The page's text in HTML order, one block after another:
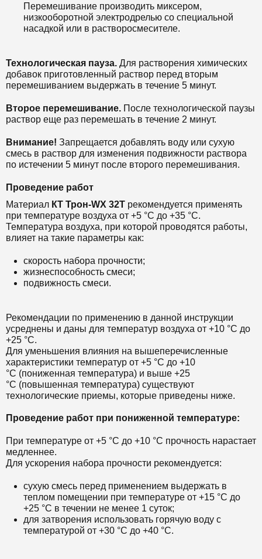
Перемешивание производить миксером,
низкооборотной электродрелью со специальной
насадкой или в растворосмесителе.
Технологическая пауза. Для растворения химических
добавок приготовленный раствор перед вторым
перемешиванием выдержать в течение 5 минут.
Второе перемешивание. После технологической паузы
раствор еще раз перемешать в течение 2 минут.
Внимание! Запрещается добавлять воду или сухую
смесь в раствор для изменения подвижности раствора
по истечении 5 минут после второго перемешивания.
Проведение работ
Материал КТ Трон-WX 32Т рекомендуется применять
при температуре воздуха от +5 °С до +35 °С.
Температура воздуха, при которой проводятся работы,
влияет на такие параметры как:
скорость набора прочности;
жизнеспособность смеси;
подвижность смеси.
Рекомендации по применению в данной инструкции
усреднены и даны для температур воздуха от +10 °С до
+25 °С.
Для уменьшения влияния на вышеперечисленные
характеристики температур от +5 °С до +10
°С (пониженная температура) и выше +25
°С (повышенная температура) существуют
технологические приемы, которые приведены ниже.
Проведение работ при пониженной температуре:
При температуре от +5 °С до +10 °С прочность нарастает
медленнее.
Для ускорения набора прочности рекомендуется:
сухую смесь перед применением выдержать в
теплом помещении при температуре от +15 °С до
+25 °С в течении не менее 1 суток;
для затворения использовать горячую воду с
температурой от +30 °С до +40 °С.